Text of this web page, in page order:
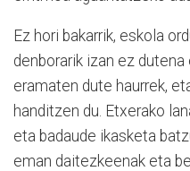
Ez hori bakarrik, eskola
denborarik izan ez
eramaten dute haurrek,
handitzen du. Etxerako
eta badaude ikasketa
eman daitezkeenak eta